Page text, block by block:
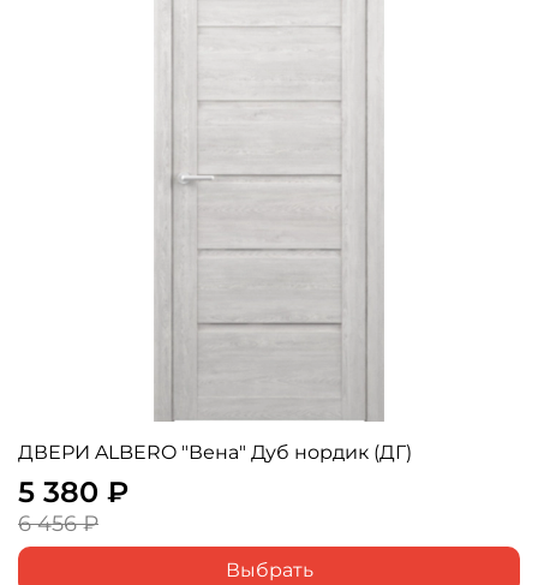
ДВЕРИ ALBERO "Вена" Дуб нордик (ДГ)
5 380 ₽
6 456 ₽
Выбрать